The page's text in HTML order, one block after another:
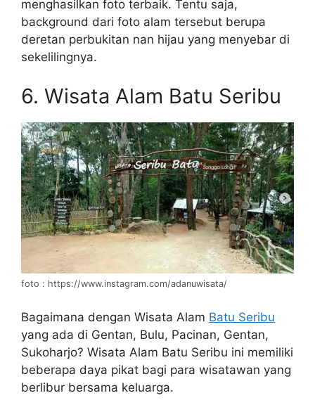
menghasilkan foto terbaik. Tentu saja,
background dari foto alam tersebut berupa
deretan perbukitan nan hijau yang menyebar di
sekelilingnya.
6. Wisata Alam Batu Seribu
foto : https://www.instagram.com/adanuwisata/
Bagaimana dengan Wisata Alam Batu Seribu
yang ada di Gentan, Bulu, Pacinan, Gentan,
Sukoharjo? Wisata Alam Batu Seribu ini memiliki
beberapa daya pikat bagi para wisatawan yang
berlibur bersama keluarga.